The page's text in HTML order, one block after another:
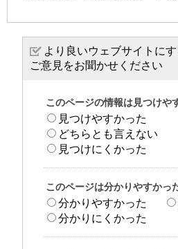
より良いウェブサイトに
ご意見をお聞かせください
このページの情報は見つけや
見つけやすかった
どちらとも言えない
見つけにくかった
このページは分かりやすかっ
分かりやすかった
分かりにくかった